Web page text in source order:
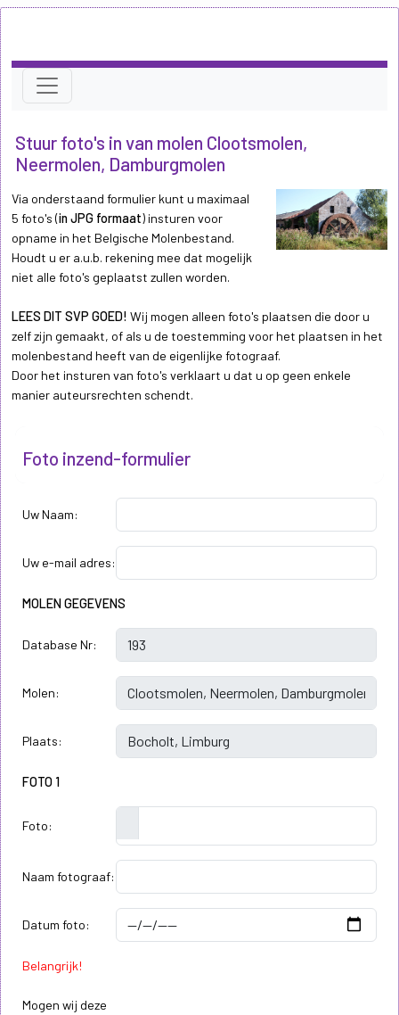
Stuur foto's in van molen Clootsmolen,
Neermolen, Damburgmolen
Via onderstaand formulier kunt u maximaal
5 foto's (in JPG formaat) insturen voor
opname in het Belgische Molenbestand.
Houdt u er a.u.b. rekening mee dat mogelijk
niet alle foto's geplaatst zullen worden.
LEES DIT SVP GOED! Wij mogen alleen foto's plaatsen die door u
zelf zijn gemaakt, of als u de toestemming voor het plaatsen in het
molenbestand heeft van de eigenlijke fotograaf.
Door het insturen van foto's verklaart u dat u op geen enkele
manier auteursrechten schendt.
Foto inzend-formulier
Uw Naam:
Uw e-mail adres:
MOLEN GEGEVENS
Database Nr:
Molen:
Plaats:
FOTO 1
Foto:
Naam fotograaf:
Datum foto:
Belangrijk!
Mogen wij deze